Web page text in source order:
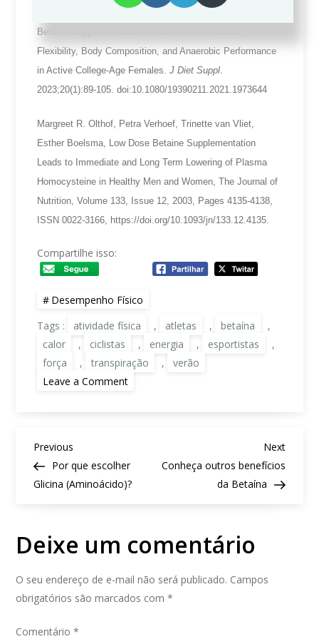
Betaine Supplementation on Markers of Metabolic
Flexibility, Body Composition, and Anaerobic Performance
in Active College-Age Females.J Diet Suppl
2023;20(1):89-105. doi:10.1080/19390211.2021.1973644
Margreet R. Olthof, Petra Verhoef, Trinette van Vliet,
Esther Boelsma, Low Dose Betaine Supplementation
Leads to Immediate and Long Term Lowering of Plasma
Homocysteine in Healthy Men and Women, The Journal of
Nutrition, Volume 133, Issue 12, 2003, Pages 4135-4138,
ISSN 0022-3166, https://doi.org/10.1093/jn/133.12.4135.
Compartilhe isso:
Desempenho Físico
Tags :
atividade física , atletas , betaína
,
calor
, ciclistas , energia , esportistas
,
força
, transpiração ,
verão
Leave a Commenton
O
principalmente
no
Calor
N
a
v
e
ç
ã
d
e
o
Previous
Post
Previous
Por que escolher
Glicina (Aminoácido)?
Next
Post
Next
Conheça outros benefícios
da Betaína
Deixe um comentário
O seu endereço de e-mail não será publicado. Campos
obrigatórios são marcados com*
Comentário*